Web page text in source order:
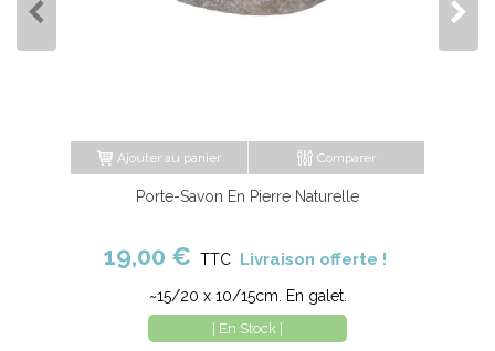
Ajouter au panier Comparer
Porte-Savon En Pierre Naturelle
19,00 € TTC Livraison offerte !
~15/20 x 10/15cm. En galet.
| En Stock |